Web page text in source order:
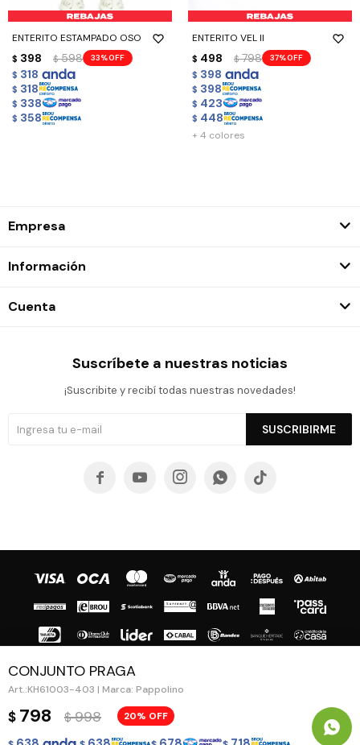
CONJUNTO PRAGA
KH61003-403 | Marca: Pappolino
$ 798 $ 998 20
ENTERITO ESTAMPADO OSO
$ 398 $ 598 33
$ 318
$ 318
$ 338
$ 358
ENTERITO VEL II
$ 498 $ 798 37
$ 398
$ 398
$ 423
$ 448
+ 4 colores
Empresa
Información
Cuenta
Suscríbete a nuestras noticias
¡Suscribite y recibí todas nuestras novedades!
SUSCRIBIRME
    